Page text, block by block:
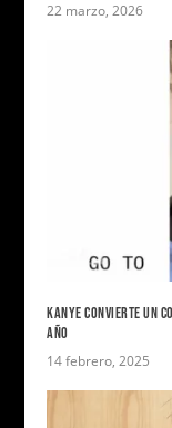
22 marzo, 2026
KANYE CONVIERTE UN
AÑO
14 febrero, 2025